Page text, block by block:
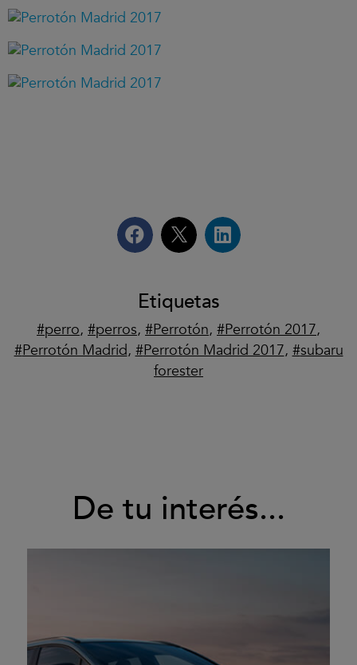
Etiquetas
perro, perros, Perrotón, Perrotón 2017,
Perrotón Madrid, Perrotón Madrid 2017,
subaru
forester
De tu interés...